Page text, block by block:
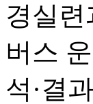
경실련
버스
석·결